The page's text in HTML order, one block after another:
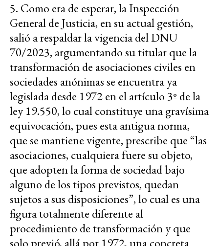
5. Como era de esperar, la Inspección
General de Justicia, en su actual gestión,
salió a respaldar la vigencia del DNU
70/2023, argumentando su titular que la
transformación de asociaciones civiles en
sociedades anónimas se encuentra ya
legislada desde 1972 en el artículo 3º de la
ley 19.550, lo cual constituye una gravísima
equivocación, pues esta antigua norma,
que se mantiene vigente, prescribe que “las
asociaciones, cualquiera fuere su objeto,
que adopten la forma de sociedad bajo
alguno de los tipos previstos, quedan
sujetos a sus disposiciones”, lo cual es una
figura totalmente diferente al
procedimiento de transformación y que
solo previó, allá por 1972, una concreta